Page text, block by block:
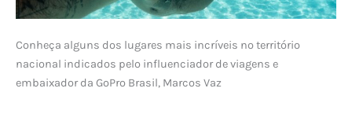
câmera
celular
Conheça alguns dos lugares mais incríveis no território
nacional indicados pelo influenciador de viagens e
embaixador da GoPro Brasil, Marcos Vaz